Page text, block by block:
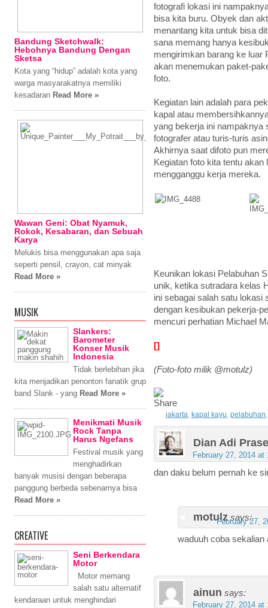
fotografi lokasi ini
bisa kita buru. Obyek dan
menantang kita untuk bisa
sana memang hanya
mengirimkan barang ke luar
akan menemukan paket-
foto.
Kegiatan lain adalah para
kapal atau
yang bekerja ini nampaknya
fotografer atau turis-turis
Akhirnya saat difoto pun
Kegiatan foto kita tentu
mengganggu kerja mereka.
Keunikan lokasi Pelabuhan
unik, ketika sutradara kelas
ini sebagai salah satu lokasi
dengan kesibukan pekerja-
mencuri perhatian Michael
[]
(Foto-foto milik @motulz)
jakarta, kapal kayu, pelabuhan
Dian Adi
February 27, 2014 at
dan daku belum pernah ke
motulz says:
February 27,
waduuh coba sekalian
ainun says:
February 27, 2014 at
Bandung Sketchwalk:
Hebohnya Bandung Dengan
Sketsa
Kota yang “hidup” adalah kota yang
warga masyarakatnya memiliki
kesadaran Read More »
Wawan Geni: Obat Nyamuk,
Rokok, Kesabaran, dan Sebuah
Karya
Melukis bisa menggunakan apa saja
seperti pensil, crayon, cat minyak
Read More »
MUSIK
Slankers:
Barometer
Konser Musik
Indonesia
Tidak berlebihan jika
kita menjadikan penonton fanatik grup
band Slank - yang Read More »
Menikmati Musik
Rock Tanpa
Harus Ngefans
Festival musik yang
menghadirkan
banyak musisi dengan beberapa
panggung berbeda sebenarnya bisa
Read More »
CREATIVE
Seni Berkendara
Motor
Motor memang
salah satu alternatif
kendaraan untuk menghindari